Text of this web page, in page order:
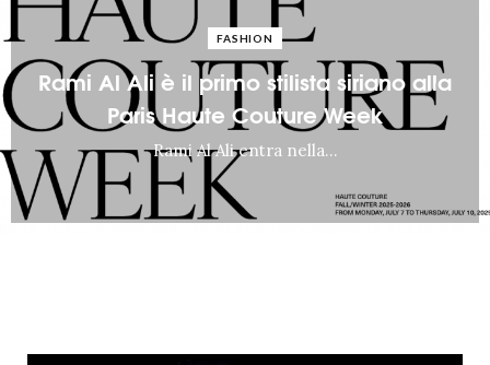
FASHION
Rami Al Ali è il primo stilista siriano alla
Paris Haute Couture Week
Rami Al Ali entra nella…